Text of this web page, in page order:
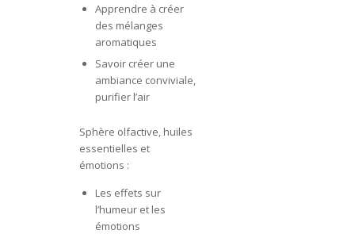
Apprendre à créer
des mélanges
aromatiques
Savoir créer une
ambiance conviviale,
purifier l’air
Sphère olfactive, huiles
essentielles et
émotions :
Les effets sur
l’humeur et les
émotions